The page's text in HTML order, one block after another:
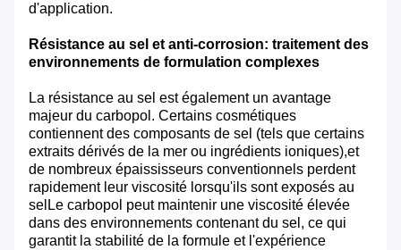
d'application.
Résistance au sel et anti-corrosion: traitement des
environnements de formulation complexes
La résistance au sel est également un avantage
majeur du carbopol. Certains cosmétiques
contiennent des composants de sel (tels que certains
extraits dérivés de la mer ou ingrédients ioniques),et
de nombreux épaississeurs conventionnels perdent
rapidement leur viscosité lorsqu'ils sont exposés au
selLe carbopol peut maintenir une viscosité élevée
dans des environnements contenant du sel, ce qui
garantit la stabilité de la formule et l'expérience